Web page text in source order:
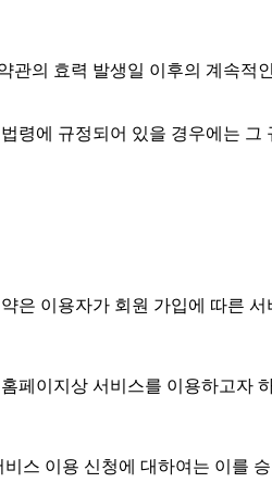
관의 효력 발생일 이후의 계속
령에 규정되어 있을 경우에는 그
은 이용자가 회원 가입에 따른
페이지상 서비스를 이용하고자
스 이용 신청에 대하여는 이를